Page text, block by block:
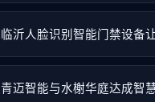
临沂人脸识别智能门禁设备
青迈智能与水榭华庭达成智